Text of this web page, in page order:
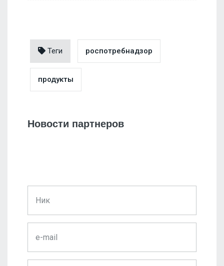
Теги роспотребнадзор
продукты
Новости партнеров